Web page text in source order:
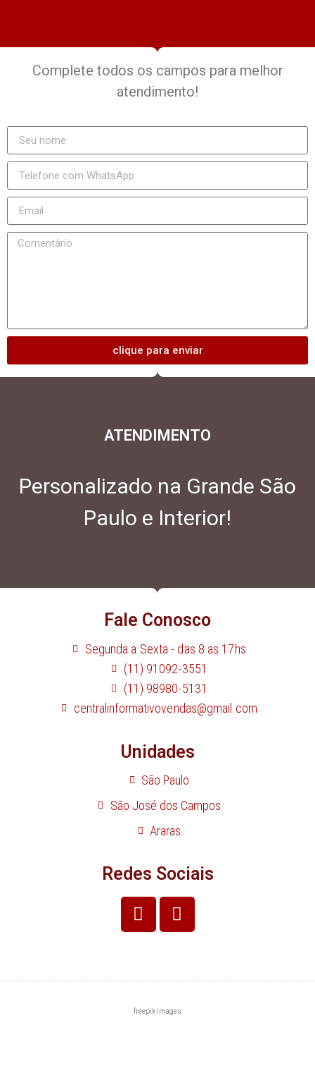
Complete todos os campos para melhor
atendimento!
clique para enviar
ATENDIMENTO
Personalizado na Grande São
Paulo e Interior!
Fale Conosco
Segunda a Sexta - das 8 as 17hs
(11) 91092-3551
(11) 98980-5131
centralinformativovendas@gmail.com
Unidades
São Paulo
São José dos Campos
Araras
Redes Sociais
freepik images